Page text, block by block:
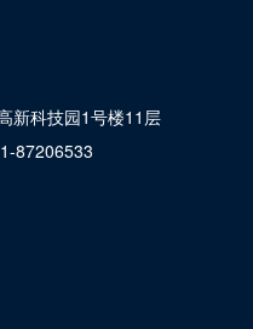
新科技园1号楼11层
87206533